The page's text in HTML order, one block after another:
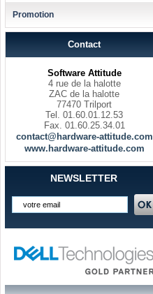
Promotion
Contact
Software Attitude
4 rue de la halotte
ZAC de la halotte
77470 Trilport
Tel. 01.60.01.12.53
Fax. 01.60.25.34.01
contact@hardware-attitude.com
www.hardware-attitude.com
NEWSLETTER